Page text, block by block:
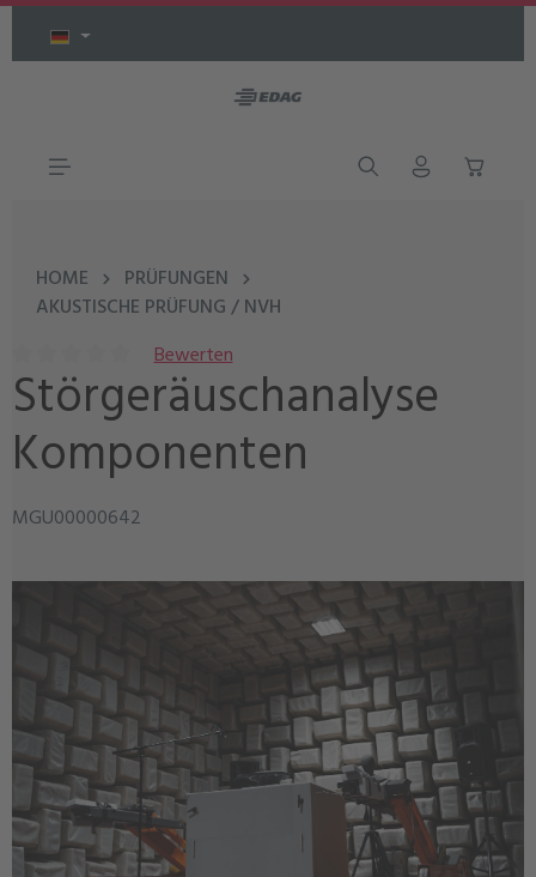
Zum Hauptinhalt springen
HOME
PRÜFUNGEN
AKUSTISCHE PRÜFUNG / NVH
Durchschnittliche Bewertung von 0 von 5 Sternen
Bewerten
Störgeräuschanalyse
Komponenten
MGU00000642